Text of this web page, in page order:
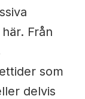
Från
som
delvis